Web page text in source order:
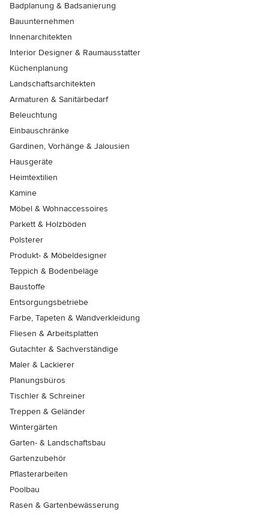
Badplanung & Badsanierung
Bauunternehmen
Innenarchitekten
Interior Designer & Raumausstatter
Küchenplanung
Landschaftsarchitekten
Armaturen & Sanitärbedarf
Beleuchtung
Einbauschränke
Gardinen, Vorhänge & Jalousien
Hausgeräte
Heimtextilien
Kamine
Möbel & Wohnaccessoires
Parkett & Holzböden
Polsterer
Produkt- & Möbeldesigner
Teppich & Bodenbeläge
Baustoffe
Entsorgungsbetriebe
Farbe, Tapeten & Wandverkleidung
Fliesen & Arbeitsplatten
Gutachter & Sachverständige
Maler & Lackierer
Planungsbüros
Tischler & Schreiner
Treppen & Geländer
Wintergärten
Garten- & Landschaftsbau
Gartenzubehör
Pflasterarbeiten
Poolbau
Rasen & Gartenbewässerung